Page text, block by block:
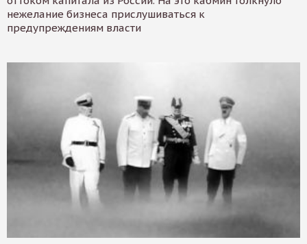
нежелание бизнеса прислушиваться к
предупреждениям власти